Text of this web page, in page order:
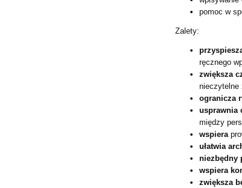
pomoc w
Zalety:
ręcznego
zwiększa
nieczytelne
ogranicza
usprawnia
między
wspiera
ułatwia
niezbędny
wspiera
zwiększa